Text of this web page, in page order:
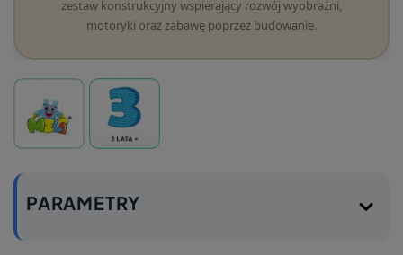
zestaw konstrukcyjny wspierający rozwój wyobraźni,
motoryki oraz zabawę poprzez budowanie.
PARAMETRY